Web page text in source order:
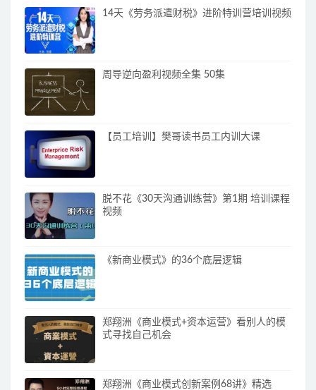
14天《劳务派遣财税》进阶特训营培训视频
周导逆向盈利视频全集 50集
【员工培训】樊哥读书员工内训大课
脱不花《30天沟通训练营》第1期 培训课程
视频
《新商业模式》的36个底层逻辑
郑翔洲《商业模式+资本运营》看别人的模
式寻找自己机会
郑翔洲《商业模式创新案例68讲》精选